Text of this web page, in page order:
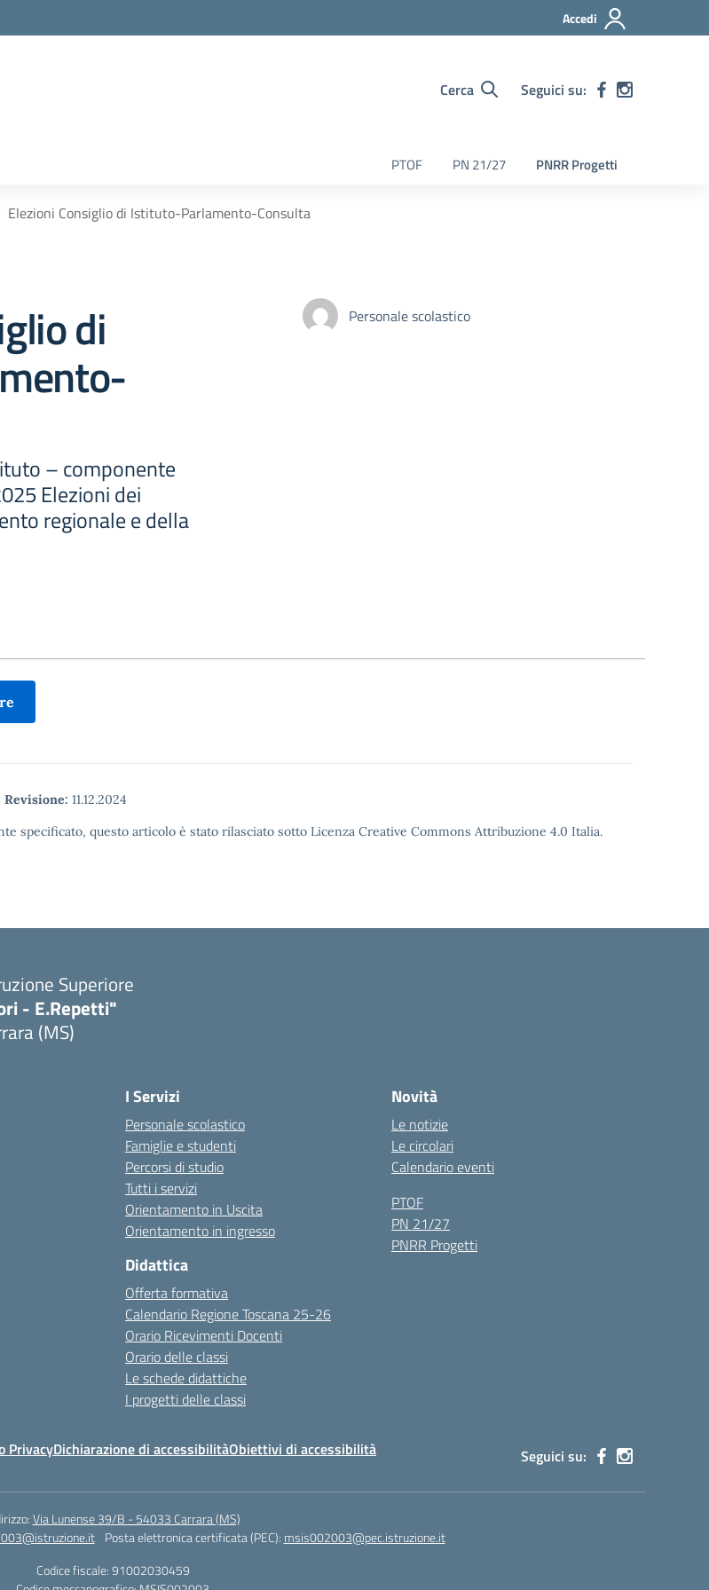
Accedi
Cerca Seguici su:
PTOF PN 21/27 PNRR Progetti
Elezioni Consiglio di Istituto-Parlamento-Consulta
di
– componente
Elezioni dei
regionale e della
Personale scolastico
Revisione: 11.12.2024
specificato, questo articolo è stato rilasciato sotto Licenza Creative Commons Attribuzione 4.0 Italia.
Superiore
- E.Repetti"
(MS)
I Servizi
Personale scolastico
Famiglie e studenti
Percorsi di studio
Tutti i servizi
Orientamento in Uscita
Orientamento in ingresso
Didattica
Offerta formativa
Calendario Regione Toscana 25-26
Orario Ricevimenti Docenti
Orario delle classi
Le schede didattiche
I progetti delle classi
Novità
Le notizie
Le circolari
Calendario eventi
PTOF
PN 21/27
PNRR Progetti
PrivacyDichiarazione di accessibilitàObiettivi di accessibilità Seguici su:
Via Lunense 39/B - 54033 Carrara (MS)
Posta elettronica certificata (PEC): msis002003@pec.istruzione.it
Codice fiscale: 91002030459